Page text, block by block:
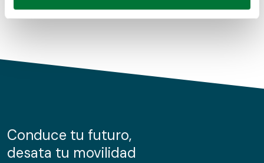
Obtenga más información sobre cómo se procesan sus
de cookies.
información sobre el uso que haga del sitio web con
nuestros partners de redes sociales, publicidad y análisis
Conduce tu futuro,
desata tu movilidad